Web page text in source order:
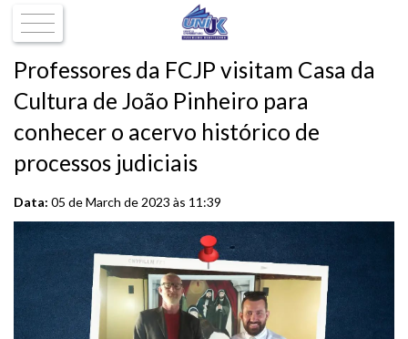
Professores da FCJP visitam Casa da
Cultura de João Pinheiro para
conhecer o acervo histórico de
processos judiciais
Data: 05 de March de 2023 às 11:39